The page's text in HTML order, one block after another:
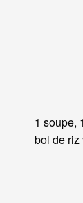
1 soupe,
bol de